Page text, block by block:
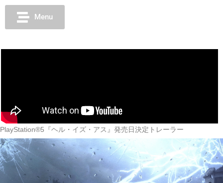
Menu
PlayStation®5『ヘル・イズ・アス』発売日決定トレーラー